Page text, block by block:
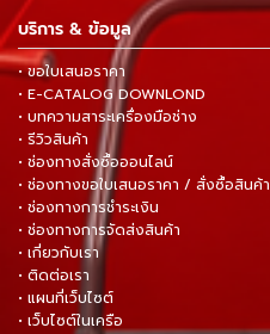
บริการ & ข้อมูล
• ขอใบเสนอราคา
• E-CATALOG DOWNLOND
• บทความสาระเครื่องมือช่าง
• รีวิวสินค้า
• ช่องทางสั่งซื้อออนไลน์
• ช่องทางขอใบเสนอราคา / สั่งซื้อสินค้า
• ช่องทางการชำระเงิน
• ช่องทางการจัดส่งสินค้า
• เกี่ยวกับเรา
• ติดต่อเรา
• แผนที่เว็บไซต์
• เว็บไซต์ในเครือ